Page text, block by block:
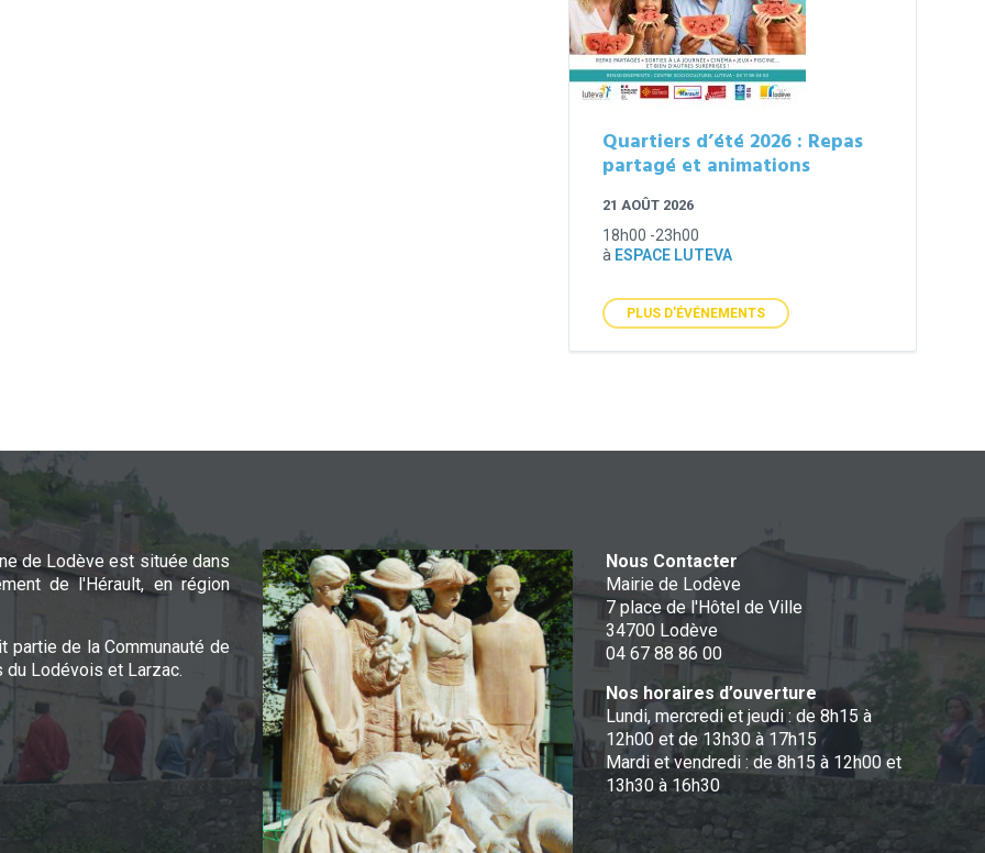
Quartiers d’été 2026 : Repas
partagé et animations
21 AOÛT 2026
18h00 -23h00
à ESPACE LUTEVA
PLUS D'ÉVÉNEMENTS
de Lodève est située dans
de l'Hérault, en région
partie de la Communauté de
du Lodévois et Larzac.
Nous Contacter
Mairie de Lodève
7 place de l'Hôtel de Ville
34700 Lodève
04 67 88 86 00
Nos horaires d’ouverture
Lundi, mercredi et jeudi : de 8h15 à
12h00 et de 13h30 à 17h15
Mardi et vendredi : de 8h15 à 12h00 et
13h30 à 16h30